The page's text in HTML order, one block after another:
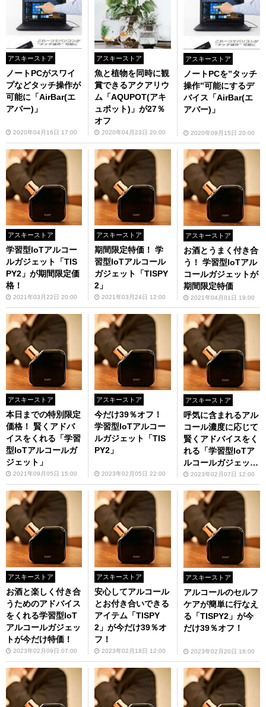
アスキーストア
ノートPCがスワイ
プなどタッチ操作が
可能に「AirBar(エ
アバー)」
2020年04月16日 17:00
アスキーストア
魚と植物を同時に観
賞できるアクアリウ
ム「AQUPOT(アキ
ュポット)」が27％
オフ
2020年04月23日 20:00
アスキーストア
ノートPCを”タッチ
操作”可能にするデ
バイス「AirBar(エ
アバー)」
2020年09月15日 20:00
アスキーストア
学習型IoTアルコー
ルガジェット「TIS
PY2」が期間限定価
格！
2021年03月22日 20:00
アスキーストア
期間限定特価！ 学
習型IoTアルコール
ガジェット「TISPY
2」
2021年03月24日 12:00
アスキーストア
お酒とうまく付き合
う！ 学習型IoTアル
コールガジェットが
期間限定特価
2021年04月01日 19:00
アスキーストア
本日までの特別限定
価格！ 賢くアドバ
イスをくれる「学習
型IoTアルコールガ
ジェット」
2021年09月05日 15:00
アスキーストア
今だけ39％オフ！
学習型IoTアルコー
ルガジェット「TIS
PY2」
2023年02月05日 22:00
アスキーストア
呼気に含まれるアル
コール濃度に応じて
賢くアドバイスをく
れる「学習型IoTア
ルコールガジェッ
ト」2023年02月07日 12:00
アスキーストア
お酒と楽しく付き合
うためのアドバイス
をくれる学習型IoT
アルコールガジェッ
トが今だけ特価！
2023年02月09日 07:00
アスキーストア
安心してアルコール
とお付き合いできる
アイテム「TISPY
2」が今だけ39％オ
フ！
2023年02月18日 12:00
アスキーストア
アルコールのセルフ
ケアが簡単に行なえ
る「TISPY2」が今
だけ39％オフ！
2023年02月20日 18:00